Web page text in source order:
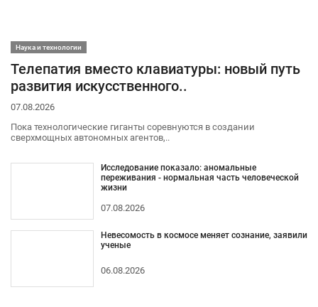
Наука и технологии
Телепатия вместо клавиатуры: новый путь
развития искусственного..
07.08.2026
Пока технологические гиганты соревнуются в создании
сверхмощных автономных агентов,..
Исследование показало: аномальные
переживания - нормальная часть человеческой
жизни
07.08.2026
Невесомость в космосе меняет сознание, заявили
ученые
06.08.2026